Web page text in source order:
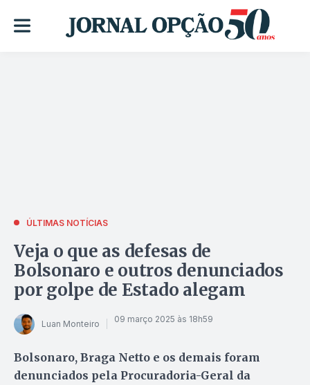
ÚLTIMAS NOTÍCIAS
Veja o que as defesas de
Bolsonaro e outros denunciados
por golpe de Estado alegam
Luan Monteiro 09 março 2025 às 18h59
Bolsonaro, Braga Netto e os demais foram
denunciados pela Procuradoria-Geral da